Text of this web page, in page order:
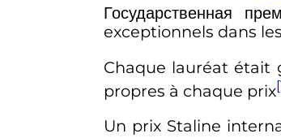
Государственная
exceptionnels dans
Chaque lauréat était
propres à chaque prix
Un prix Staline